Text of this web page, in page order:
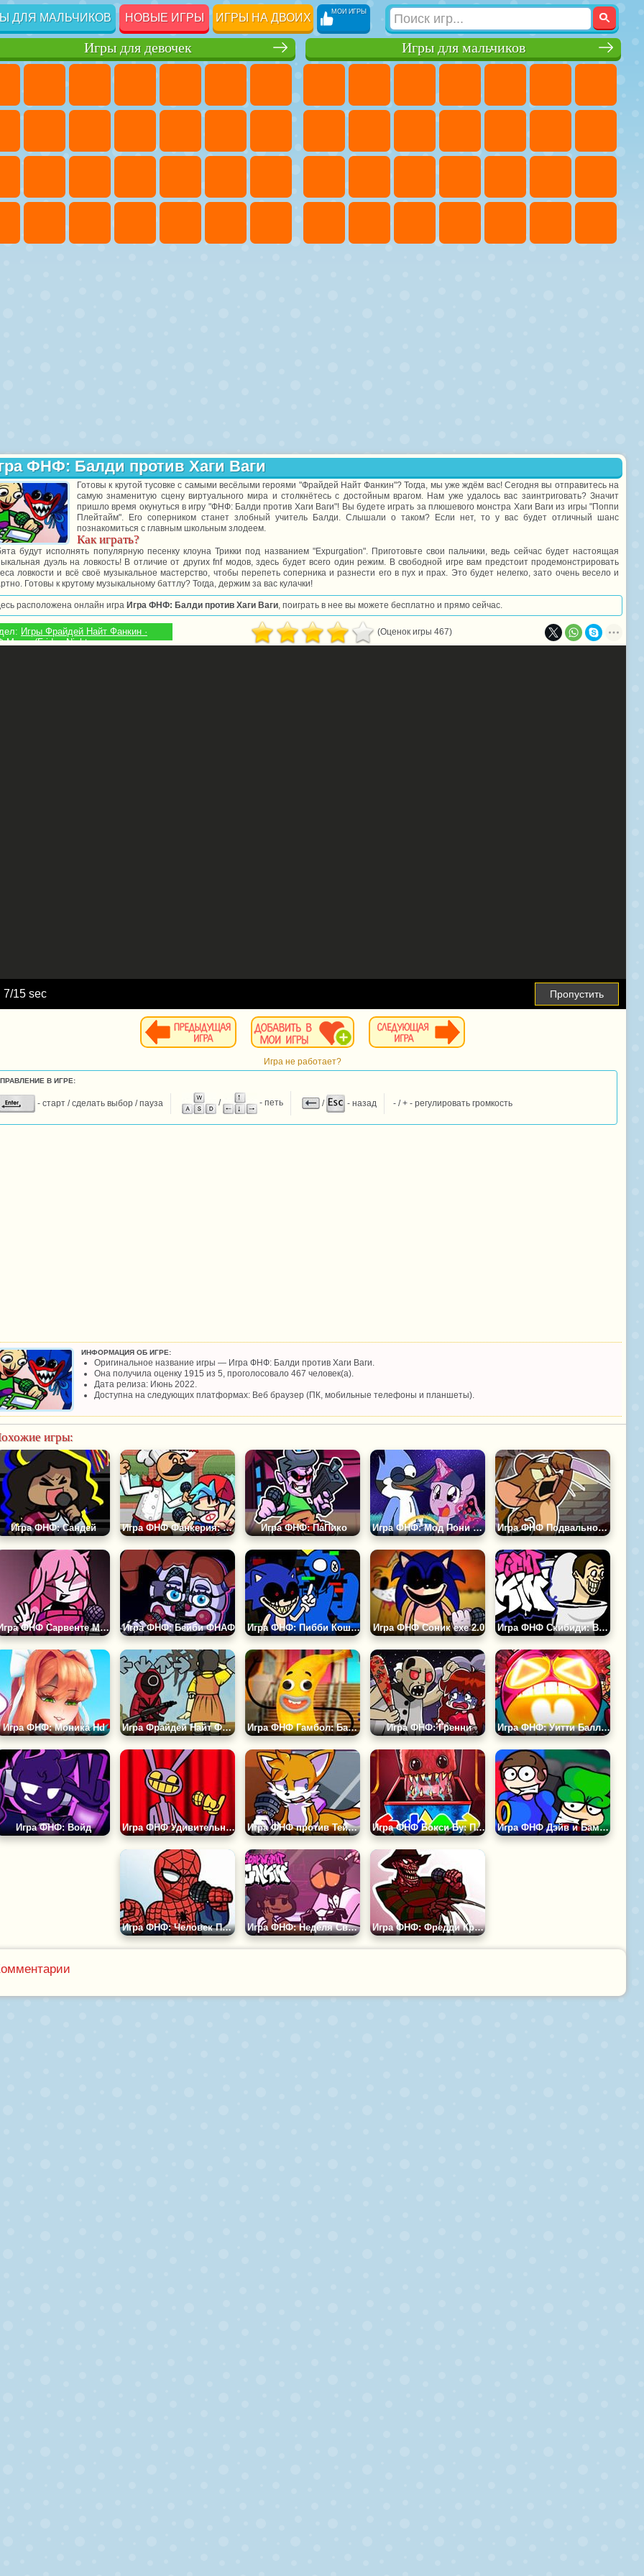
ДЛЯ МАЛЬЧИКОВ НОВЫЕ ИГРЫ ИГРЫ НА ДВОИХ МОИ ИГРЫ
Игры для мальчиков
Игры для девочек
ФНФ: Балди против Хаги Ваги
Готовы к крутой тусовке с самыми весёлыми героями "Фрайдей Найт Фанкин"? Тогда, мы уже ждём вас! Сегодня вы отправитесь на
самую знаменитую сцену виртуального мира и столкнётесь с достойным врагом. Нам уже удалось вас заинтриговать? Значит
пришло время окунуться в игру "ФНФ: Балди против Хаги Ваги"! Вы будете играть за плюшевого монстра Хаги Ваги из игры "Поппи
Плейтайм". Его соперником станет злобный учитель Балди. Слышали о таком? Если нет, то у вас будет отличный шанс
познакомиться с главным школьным злодеем.
Как играть?
будут исполнять популярную песенку клоуна Трикки под названием "Expurgation". Приготовьте свои пальчики, ведь сейчас будет настоящая
дуэль на ловкость! В отличие от других fnf модов, здесь будет всего один режим. В свободной игре вам предстоит продемонстрировать
ловкости и всё своё музыкальное мастерство, чтобы перепеть соперника и разнести его в пух и прах. Это будет нелегко, зато очень весело и
Готовы к крутому музыкальному баттлу? Тогда, держим за вас кулачки!
расположена онлайн игра Игра ФНФ: Балди против Хаги Ваги, поиграть в нее вы можете бесплатно и прямо сейчас.
Игры Фрайдей Найт Фанкин ·
Моды (Friday Night
(Оценок игры 467)
8/15 sec Пропустить
Игра не работает?
В ИГРЕ:
- старт / сделать выбор / пауза / - петь / - назад - / + - регулировать громкость
ИНФОРМАЦИЯ ОБ ИГРЕ:
Оригинальное название игры — Игра ФНФ: Балди против Хаги Ваги.
Она получила оценку 1915 из 5, проголосовало 467 человек(а).
Дата релиза: Июнь 2022.
Доступна на следующих платформах: Веб браузер (ПК, мобильные телефоны и планшеты).
игры:
Игра ФНФ: Сандей Игра ФНФ Фанкерия: Папа Луи Игра ФНФ: ПаПико Игра ФНФ: Мод Пони Искорка и Мордекай Игра ФНФ Подвальное Шоу: Том и Джерри Крипипаста
Игра ФНФ Сарвенте Мод Игра ФНФ: Бейби ФНАФ Игра ФНФ: Пибби Кошмарное Зло Игра ФНФ Cоник ехе 2.0 Игра ФНФ Скибиди: Вторжение
Игра ФНФ: Моника Hd Игра Фрайдей Найт Фанкин в Сеуле Игра ФНФ Гамбол: Банана Фанкин Игра ФНФ: Гренни Игра ФНФ: Уитти Баллистик
Игра ФНФ: Войд Игра ФНФ Удивительный Цифровой Фанк Игра ФНФ против Тейлза: Тёмный Дневник Игра ФНФ Бокси Бу: Проект Плейтайм Игра ФНФ Дэйв и Бамби 3.0
Игра ФНФ: Человек Паук Игра ФНФ: Неделя Свиданий Кэрол и Уитти Игра ФНФ: Фредди Крюгер